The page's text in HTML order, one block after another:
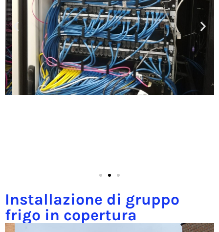
Installazione di gruppo
frigo in copertura